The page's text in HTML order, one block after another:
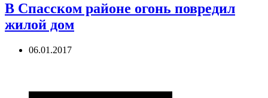
В Спасском районе огонь повредил
жилой дом
06.01.2017